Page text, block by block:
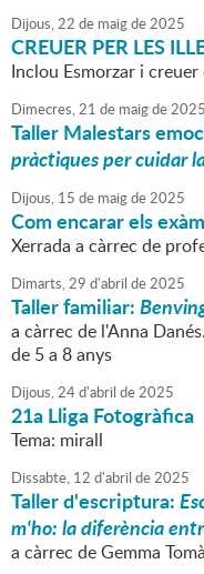
Dijous,22 de maigde2025
CREUER PER LES
Inclou Esmorzar i
Dimecres,21 de maigde2025
Taller Malestars
pràctiques per cuidar
Dijous, 15 de maigde2025
Com encarar els
Xerrada a càrrec de
Dimarts,29 d'abril de2025
Taller familiar:
a càrrec de l'Anna
de 5 a 8 anys
Dijous,24d'abril de2025
21a Lliga Fotogràfica
Tema: mirall
Dissabte, 12 d'abril de2025
Taller d'escriptura:
m'ho: la diferència
a càrrec de Gemma